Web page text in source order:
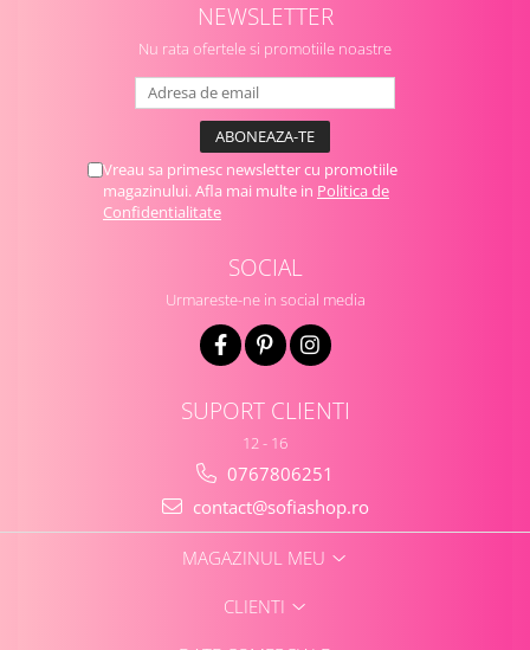
NEWSLETTER
Nu rata ofertele si promotiile noastre
Vreau sa primesc newsletter cu promotiile
magazinului. Afla mai multe in Politica de
Confidentialitate
SOCIAL
Urmareste-ne in social media
SUPORT CLIENTI
12 - 16
0767806251
contact@sofiashop.ro
MAGAZINUL MEU
CLIENTI